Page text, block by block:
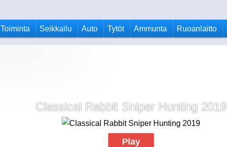
Toiminta Seikkailu Auto Tytöt Ammunta Ruoanlaitto
Classical Rabbit Sniper Hunting 2019
Play